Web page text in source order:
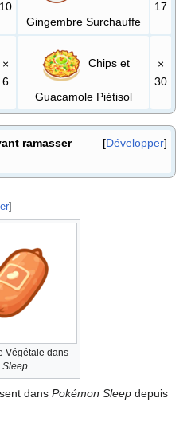
10
Gingembre Surchauffe
17
×
6
Chips et
Guacamole Piétisol
×
30
Développer
ramasser
]
Végétale dans
Sleep.
dans Pokémon Sleep depuis